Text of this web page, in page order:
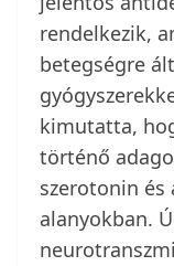
rendelkezik,
betegségre
kimutatta,
történő
szerotonin és
alanyokban.